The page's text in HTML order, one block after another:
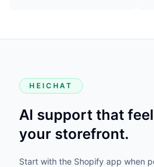
HEICHAT
AI support that
your storefront.
Start with the Shopify app when